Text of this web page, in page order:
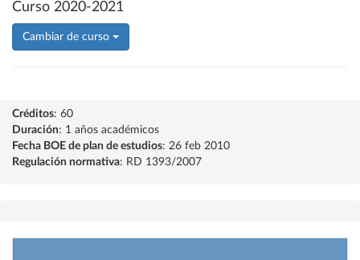
Curso 2020-2021
Cambiar de curso
Créditos: 60
Duración: 1 años académicos
Fecha BOE de plan de estudios: 26 feb 2010
Regulación normativa: RD 1393/2007